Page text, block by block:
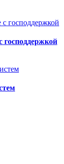
господдержкой